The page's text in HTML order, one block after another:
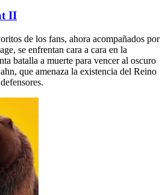
II
de los fans, ahora acompañados por
se enfrentan cara a cara en la
batalla a muerte para vencer al oscuro
que amenaza la existencia del Reino